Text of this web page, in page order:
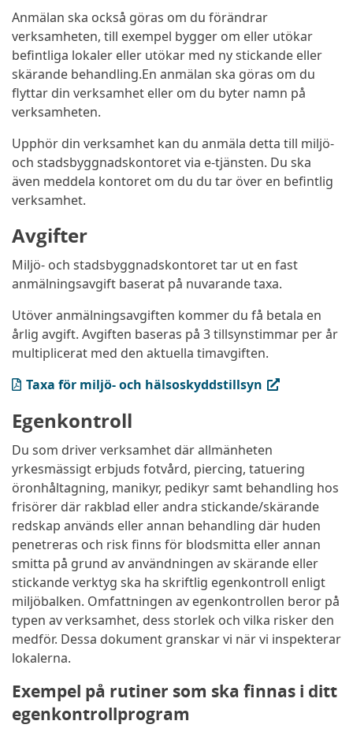
Anmälan ska också göras om du förändrar
verksamheten, till exempel bygger om eller utökar
befintliga lokaler eller utökar med ny stickande eller
skärande behandling.En anmälan ska göras om du
flyttar din verksamhet eller om du byter namn på
verksamheten.
Upphör din verksamhet kan du anmäla detta till miljö-
och stadsbyggnadskontoret via e-tjänsten. Du ska
även meddela kontoret om du du tar över en befintlig
verksamhet.
Avgifter
Miljö- och stadsbyggnadskontoret tar ut en fast
anmälningsavgift baserat på nuvarande taxa.
Utöver anmälningsavgiften kommer du få betala en
årlig avgift. Avgiften baseras på 3 tillsynstimmar per år
multiplicerat med den aktuella timavgiften.
Taxa för miljö- och hälsoskyddstillsyn
(PDF, öppnas i ny flik)
Egenkontroll
Du som driver verksamhet där allmänheten
yrkesmässigt erbjuds fotvård, piercing, tatuering
öronhåltagning, manikyr, pedikyr samt behandling hos
frisörer där rakblad eller andra stickande/skärande
redskap används eller annan behandling där huden
penetreras och risk finns för blodsmitta eller annan
smitta på grund av användningen av skärande eller
stickande verktyg ska ha skriftlig egenkontroll enligt
miljöbalken. Omfattningen av egenkontrollen beror på
typen av verksamhet, dess storlek och vilka risker den
medför. Dessa dokument granskar vi när vi inspekterar
lokalerna.
Exempel på rutiner som ska finnas i ditt
egenkontrollprogram